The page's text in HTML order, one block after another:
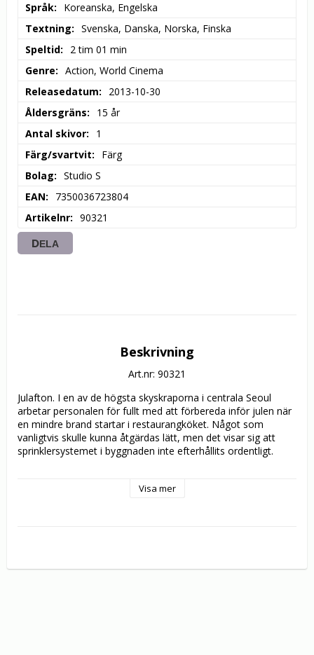
Språk
Koreanska, Engelska
Textning
Svenska, Danska, Norska, Finska
Speltid
2 tim 01 min
Genre
Action, World Cinema
Releasedatum
2013-10-30
Åldersgräns
15 år
Antal skivor
1
Färg/svartvit
Färg
Bolag
Studio S
EAN
7350036723804
Artikelnr
90321
DELA
Beskrivning
Art.nr: 90321
Julafton. I en av de högsta skyskraporna i centrala Seoul
arbetar personalen för fullt med att förbereda inför julen när
en mindre brand startar i restaurangköket. Något som
vanligtvis skulle kunna åtgärdas lätt, men det visar sig att
sprinklersystemet i byggnaden inte efterhållits ordentligt.
Tidvågen med fantastiska visuella effekter levererade av
Visa mer